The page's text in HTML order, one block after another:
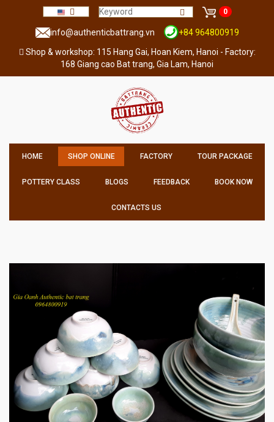
0
info@authenticbattrang.vn
+84 964800919
Shop & workshop: 115 Hang Gai, Hoan Kiem, Hanoi - Factory:
168 Giang cao Bat trang, Gia Lam, Hanoi
HOME SHOP ONLINE FACTORY TOUR PACKAGE
POTTERY CLASS BLOGS FEEDBACK BOOK NOW
CONTACTS US